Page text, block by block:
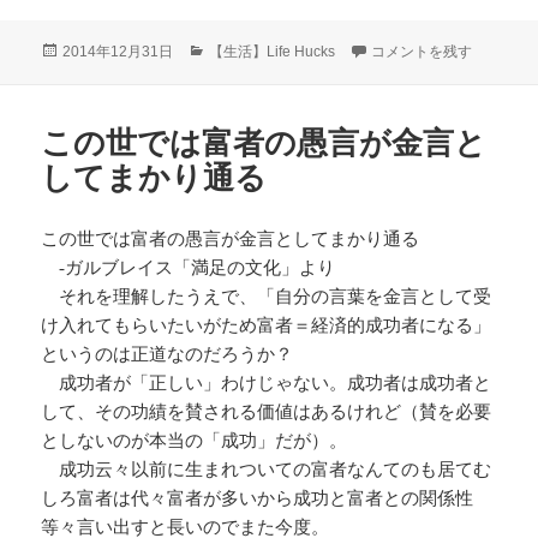
投
2014年12月31日
カ
ー
【生活】Life Hucks なりすまし に
コメントを残す
この世では富者の愚言が金言と
してまかり通る
この世では富者の愚言が金言としてまかり通る
-ガルブレイス「満足の文化」より
それを理解したうえで、「自分の言葉を金言として受
け入れてもらいたいがため富者＝経済的成功者になる」
というのは正道なのだろうか？
成功者が「正しい」わけじゃない。成功者は成功者と
して、その功績を賛される価値はあるけれど（賛を必要
としないのが本当の「成功」だが）。
成功云々以前に生まれついての富者なんてのも居てむ
しろ富者は代々富者が多いから成功と富者との関係性
等々言い出すと長いのでまた今度。